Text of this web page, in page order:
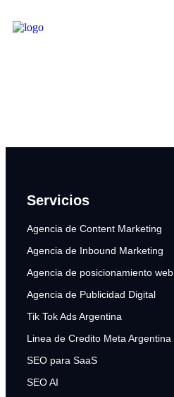
Servicios
Agencia de Content Marketing
Agencia de Inbound Marketing
Agencia de posicionamiento web
Agencia de Publicidad Digital
Tik Tok Ads Argentina
Linea de Credito Meta Argentina
SEO para SaaS
SEO AI